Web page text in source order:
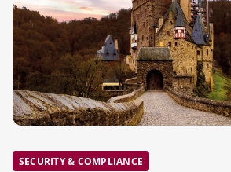
SECURITY & COMPLIANCE